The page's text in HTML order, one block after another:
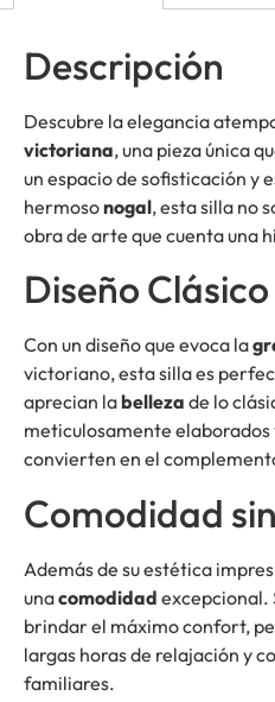
Descripción
Descubre la elegancia
victoriana, una pieza única
un espacio de sofisticación y
hermosonogal, esta silla no
obra de arte que cuenta una
Diseño
Con un diseño que evoca la
victoriano, esta silla es
aprecian labelleza de lo
meticulosamente elaborados
convierten en el
Comodidad
Además de su estética
unacomodidad excepcional.
brindar el máximo confort,
largas horas de relajación y
familiares.